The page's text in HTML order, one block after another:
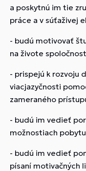
a poskytnú im tie
práce a v súťaživej
- budú motivovať
na živote
- prispejú k rozvoju
viacjazyčnosti
zameraného
- budú im vedieť
možnostiach
- budú im vedieť
písaní motivačných